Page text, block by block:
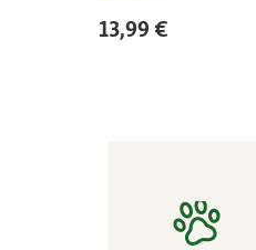
13,99 €